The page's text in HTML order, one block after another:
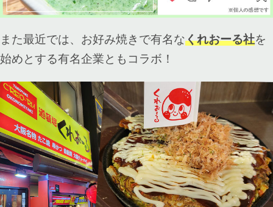
また最近では、お好み焼きで有名なくれおーる社を
始めとする有名企業ともコラボ！